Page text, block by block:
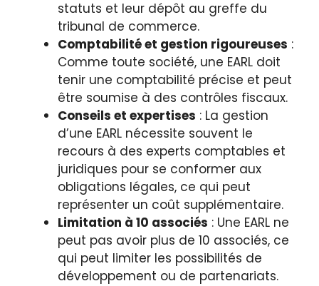
statuts et leur dépôt au greffe du
tribunal de commerce.
Comptabilité et gestion rigoureuses :
Comme toute société, une EARL doit
tenir une comptabilité précise et peut
être soumise à des contrôles fiscaux.
Conseils et expertises : La gestion
d’une EARL nécessite souvent le
recours à des experts comptables et
juridiques pour se conformer aux
obligations légales, ce qui peut
représenter un coût supplémentaire.
Limitation à 10 associés : Une EARL ne
peut pas avoir plus de 10 associés, ce
qui peut limiter les possibilités de
développement ou de partenariats.